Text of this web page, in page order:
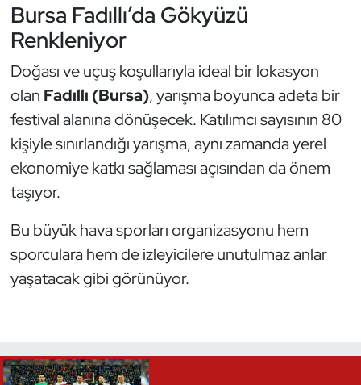
Bursa Fadıllı’da Gökyüzü
Renkleniyor
Doğası ve uçuş koşullarıyla ideal bir lokasyon
olan Fadıllı (Bursa), yarışma boyunca adeta bir
festival alanına dönüşecek. Katılımcı sayısının 80
kişiyle sınırlandığı yarışma, aynı zamanda yerel
ekonomiye katkı sağlaması açısından da önem
taşıyor.
Bu büyük hava sporları organizasyonu hem
sporculara hem de izleyicilere unutulmaz anlar
yaşatacak gibi görünüyor.